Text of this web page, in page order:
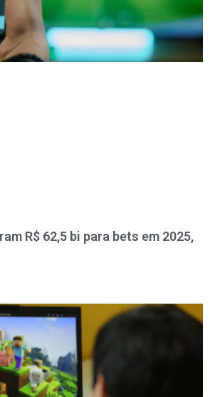
R$ 62,5 bi para bets em 2025,